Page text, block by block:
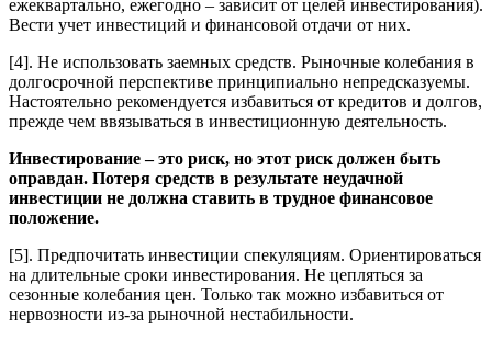
ежеквартально, ежегодно – зависит от целей инвестирования).
Вести учет инвестиций и финансовой отдачи от них.
[4]. Не использовать заемных средств. Рыночные колебания в
долгосрочной перспективе принципиально непредсказуемы.
Настоятельно рекомендуется избавиться от кредитов и долгов,
прежде чем ввязываться в инвестиционную деятельность.
Инвестирование – это риск, но этот риск должен быть
оправдан. Потеря средств в результате неудачной
инвестиции не должна ставить в трудное финансовое
положение.
[5]. Предпочитать инвестиции спекуляциям. Ориентироваться
на длительные сроки инвестирования. Не цепляться за
сезонные колебания цен. Только так можно избавиться от
нервозности из-за рыночной нестабильности.